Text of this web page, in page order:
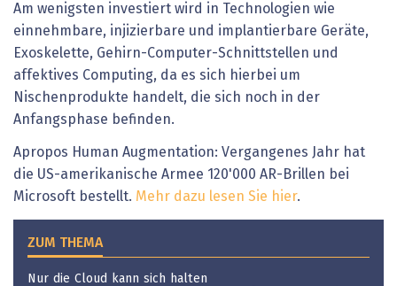
Am wenigsten investiert wird in Technologien wie
einnehmbare, injizierbare und implantierbare Geräte,
Exoskelette, Gehirn-Computer-Schnittstellen und
affektives Computing, da es sich hierbei um
Nischenprodukte handelt, die sich noch in der
Anfangsphase befinden.
Apropos Human Augmentation: Vergangenes Jahr hat
die US-amerikanische Armee 120'000 AR-Brillen bei
Microsoft bestellt. Mehr dazu lesen Sie hier.
ZUM THEMA
Nur die Cloud kann sich halten